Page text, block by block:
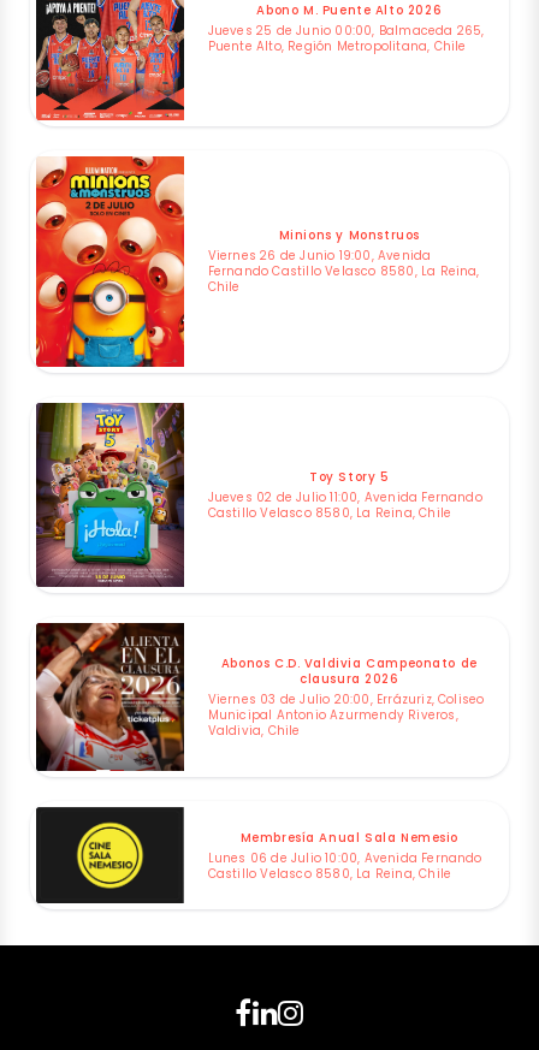
Abono M. Puente Alto 2026
Jueves 25 de Junio 00:00, Balmaceda 265,
Puente Alto, Región Metropolitana, Chile
Minions y Monstruos
Viernes 26 de Junio 19:00, Avenida
Fernando Castillo Velasco 8580, La Reina,
Chile
Toy Story 5
Jueves 02 de Julio 11:00, Avenida Fernando
Castillo Velasco 8580, La Reina, Chile
Abonos C.D. Valdivia Campeonato de
clausura 2026
Viernes 03 de Julio 20:00, Errázuriz, Coliseo
Municipal Antonio Azurmendy Riveros,
Valdivia, Chile
Membresía Anual Sala Nemesio
Lunes 06 de Julio 10:00, Avenida Fernando
Castillo Velasco 8580, La Reina, Chile